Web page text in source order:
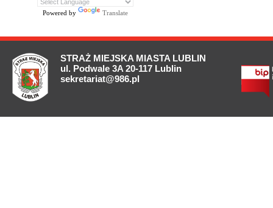
Powered by Translate
STRAŻ MIEJSKA MIASTA LUBLIN
ul. Podwale 3A 20-117 Lublin
sekretariat@986.pl